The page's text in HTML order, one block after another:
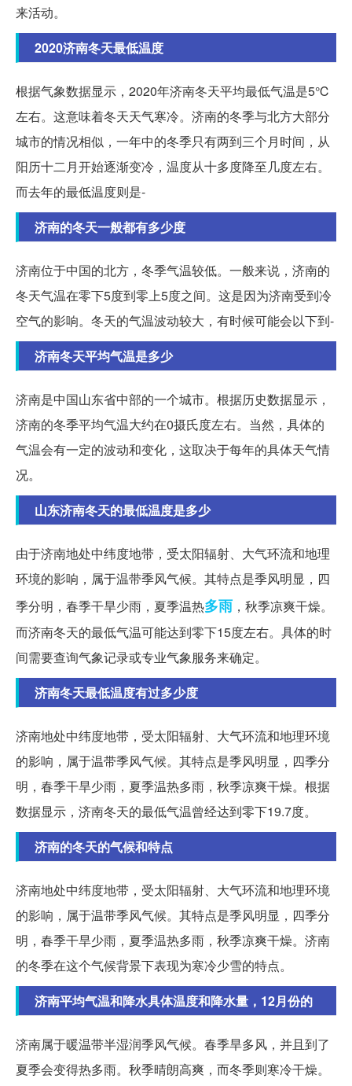
来活动。
2020济南冬天最低温度
根据气象数据显示，2020年济南冬天平均最低气温是5℃
左右。这意味着冬天天气寒冷。济南的冬季与北方大部分
城市的情况相似，一年中的冬季只有两到三个月时间，从
阳历十二月开始逐渐变冷，温度从十多度降至几度左右。
而去年的最低温度则是-
济南的冬天一般都有多少度
济南位于中国的北方，冬季气温较低。一般来说，济南的
冬天气温在零下5度到零上5度之间。这是因为济南受到冷
空气的影响。冬天的气温波动较大，有时候可能会以下到-
济南冬天平均气温是多少
济南是中国山东省中部的一个城市。根据历史数据显示，
济南的冬季平均气温大约在0摄氏度左右。当然，具体的
气温会有一定的波动和变化，这取决于每年的具体天气情
况。
山东济南冬天的最低温度是多少
由于济南地处中纬度地带，受太阳辐射、大气环流和地理
环境的影响，属于温带季风气候。其特点是季风明显，四
季分明，春季干旱少雨，夏季温热多雨 ，秋季凉爽干燥。
而济南冬天的最低气温可能达到零下15度左右。具体的时
间需要查询气象记录或专业气象服务来确定。
济南冬天最低温度有过多少度
济南地处中纬度地带，受太阳辐射、大气环流和地理环境
的影响，属于温带季风气候。其特点是季风明显，四季分
明，春季干旱少雨，夏季温热多雨，秋季凉爽干燥。根据
数据显示，济南冬天的最低气温曾经达到零下19.7度。
济南的冬天的气候和特点
济南地处中纬度地带，受太阳辐射、大气环流和地理环境
的影响，属于温带季风气候。其特点是季风明显，四季分
明，春季干旱少雨，夏季温热多雨，秋季凉爽干燥。济南
的冬季在这个气候背景下表现为寒冷少雪的特点。
济南平均气温和降水具体温度和降水量，12月份的
济南属于暖温带半湿润季风气候。春季旱多风，并且到了
夏季会变得热多雨。秋季晴朗高爽，而冬季则寒冷干燥。